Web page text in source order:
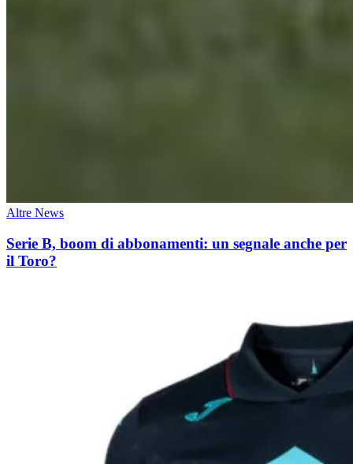
Altre News
Serie B, boom di abbonamenti: un segnale anche per
il Toro?